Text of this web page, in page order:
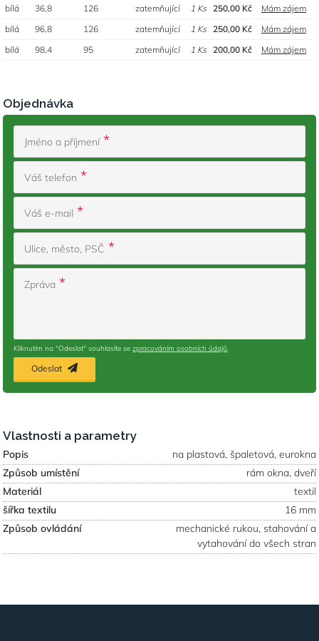
bílá 36,8 126 zatemňující 1 Ks 250,00 Kč
Mám zájem
bílá
96,8 126 zatemňující 1 Ks 250,00 Kč
Mám zájem
bílá
98,4 95 zatemňující 1 Ks 200,00 Kč Mám zájem
Objednávka
Jméno a příjmení
Váš telefon
Váš e-mail
Ulice, město, PSČ
Zpráva
Kliknutím na "Odeslat" souhlasíte sezpracováním osobních údajů.
Odeslat
Vlastnosti a parametry
Popis
na plastová, špaletová, eurokna
Způsob umístění
rám okna, dveří
Materiál
textil
šířka textilu
16 mm
Způsob ovládání
mechanické rukou, stahování a
vytahování do všech stran